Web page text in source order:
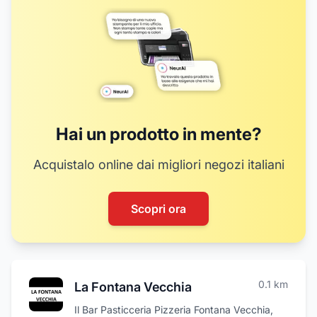
Hai un prodotto in mente?
Acquistalo online dai migliori negozi italiani
Scopri ora
La Fontana Vecchia 0.1 km
Il Bar Pasticceria Pizzeria Fontana Vecchia,